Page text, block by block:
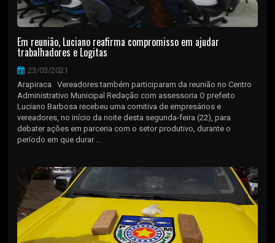
Em reunião, Luciano reafirma compromisso em ajudar
trabalhadores e Logitas
23/03/2021
Arapiraca Vereadores também participaram da reunião no Centro
Administrativo Municipal Redação com assessoria O prefeito
Luciano Barbosa recebeu uma comitiva de empresários e
vereadores, no início da noite desta segunda-feira (22), para
debater ações em parceria com o setor produtivo, durante o
período em que durar ...